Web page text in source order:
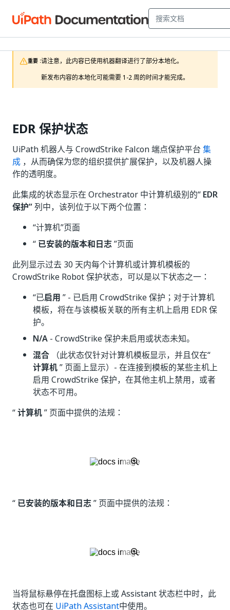
重要 :请注意，此内容已使用机器翻译进行了部分本地化。
新发布内容的本地化可能需要 1-2 周的时间才能完成。
EDR 保护状态
UiPath 机器人与 CrowdStrike Falcon 端点保护平台 集
成 ，从而确保为您的组织提供扩展保护，以及机器人操
作的透明度。
此集成的状态显示在 Orchestrator 中计算机级别的“ EDR
保护”列中，该列位于以下两个位置：
“计算机”页面
“ 已安装的版本和日志”页面
此列显示过去 30 天内每个计算机或计算机模板的
CrowdStrike Robot 保护状态，可以是以下状态之一：
“已启用 ” - 已启用 CrowdStrike 保护；对于计算机
模板，将在与该模板关联的所有主机上启用 EDR 保
护。
N/A - CrowdStrike 保护未启用或状态未知。
混合 （此状态仅针对计算机模板显示，并且仅在“
计算机” 页面上显示）- 在连接到模板的某些主机上
启用 CrowdStrike 保护，在其他主机上禁用，或者
状态不可用。
“计算机” 页面中提供的法规：
“ 已安装的版本和日志” 页面中提供的法规：
当将鼠标悬停在托盘图标上或 Assistant 状态栏中时，此
状态也可在 UiPath Assistant中使用。